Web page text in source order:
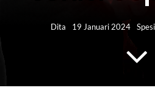
Search
Dita 19 Januari 2024